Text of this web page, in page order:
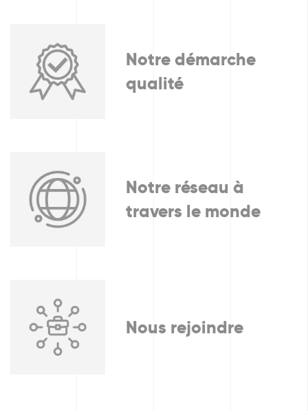
Notre démarche
qualité
Notre réseau à
travers le monde
Nous rejoindre